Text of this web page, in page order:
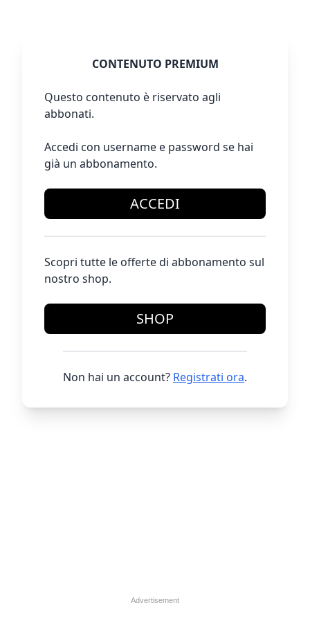
CONTENUTO PREMIUM
Questo contenuto è riservato agli
abbonati.
Accedi con username e password se hai
già un abbonamento.
ACCEDI
Scopri tutte le offerte di abbonamento sul
nostro shop.
SHOP
Non hai un account? Registrati ora.